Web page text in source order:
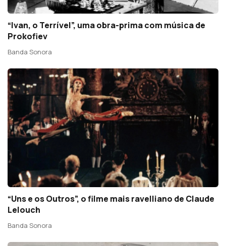
“Ivan, o Terrível”, uma obra-prima com música de
Prokofiev
Banda Sonora
“Uns e os Outros”, o filme mais ravelliano de Claude
Lelouch
Banda Sonora